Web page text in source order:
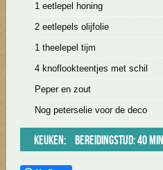
1 eetlepel honing
2 eetlepels olijfolie
1 theelepel tijm
4 knoflookteentjes met schil
Peper en zout
Nog peterselie voor de deco
Keuken: Bereidingstijd: 40